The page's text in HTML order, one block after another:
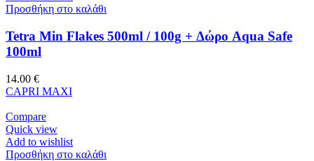
Προσθήκη στο καλάθι
Tetra Min Flakes 500ml / 100g + Δώρο Aqua Safe
100ml
14.00 €
CAPRI MAXI
Compare
Quick view
Add to wishlist
Προσθήκη στο καλάθι